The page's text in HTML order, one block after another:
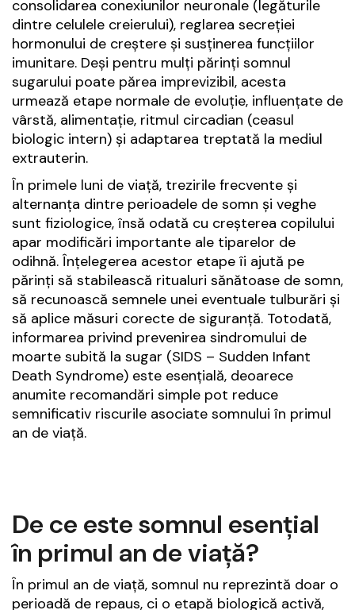
consolidarea conexiunilor neuronale (legăturile
dintre celulele creierului), reglarea secreției
hormonului de creștere și susținerea funcțiilor
imunitare. Deși pentru mulți părinți somnul
sugarului poate părea imprevizibil, acesta
urmează etape normale de evoluție, influențate de
vârstă, alimentație, ritmul circadian (ceasul
biologic intern) și adaptarea treptată la mediul
extrauterin.
În primele luni de viață, trezirile frecvente și
alternanța dintre perioadele de somn și veghe
sunt fiziologice, însă odată cu creșterea copilului
apar modificări importante ale tiparelor de
odihnă. Înțelegerea acestor etape îi ajută pe
părinți să stabilească ritualuri sănătoase de somn,
să recunoască semnele unei eventuale tulburări și
să aplice măsuri corecte de siguranță. Totodată,
informarea privind prevenirea sindromului de
moarte subită la sugar (SIDS – Sudden Infant
Death Syndrome) este esențială, deoarece
anumite recomandări simple pot reduce
semnificativ riscurile asociate somnului în primul
an de viață.
De ce este somnul esențial
în primul an de viață?
În primul an de viață, somnul nu reprezintă doar o
perioadă de repaus, ci o etapă biologică activă,